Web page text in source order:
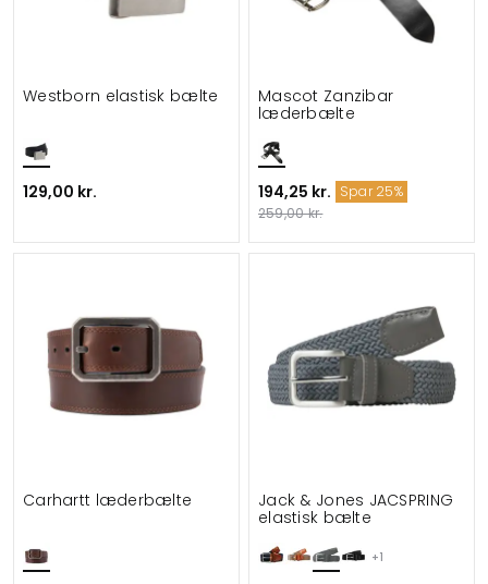
Westborn elastisk bælte
129,00 kr.
Mascot Zanzibar
læderbælte
194,25 kr. Spar 25%
259,00 kr.
Carhartt læderbælte
+1
Jack & Jones JACSPRING
elastisk bælte